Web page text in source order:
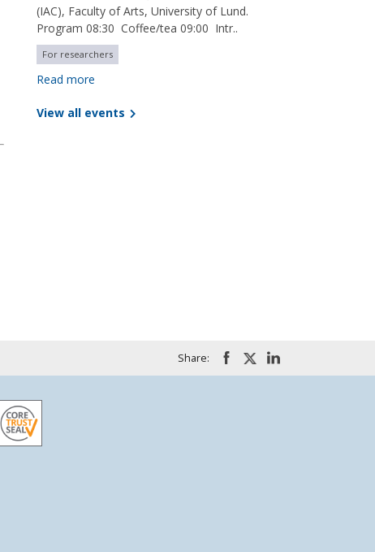
(IAC), Faculty of Arts, University of Lund.
Program 08:30 Coffee/tea 09:00 Intr..
For researchers
Read more
View all events
Share: